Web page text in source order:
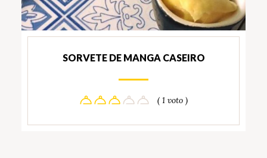
SORVETE DE MANGA CASEIRO
( 1 voto )